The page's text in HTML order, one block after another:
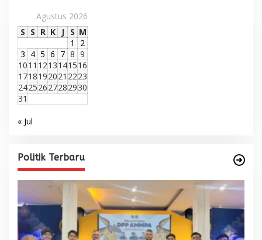
Agustus 2026
S S R K J S M
1
2
3 4 5 6 7 8 9
1011 1213141516
1718192021 2223
24252627282930
31
« Jul
Politik Terbaru